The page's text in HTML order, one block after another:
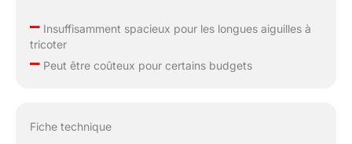
–Insuffisamment spacieux pour les longues aiguilles à
tricoter
–Peut être coûteux pour certains budgets
Fiche technique